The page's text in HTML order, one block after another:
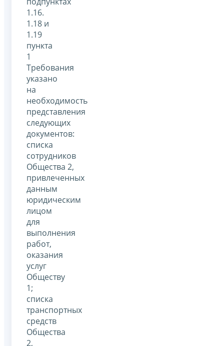
1.16.
1.18 и
1.19
пункта
1
Требования
указано
на
необходимость
представления
следующих
документов:
списка
сотрудников
Общества 2,
привлеченных
данным
юридическим
лицом
для
выполнения
работ,
оказания
услуг
Обществу
1;
списка
транспортных
средств
Общества
2,